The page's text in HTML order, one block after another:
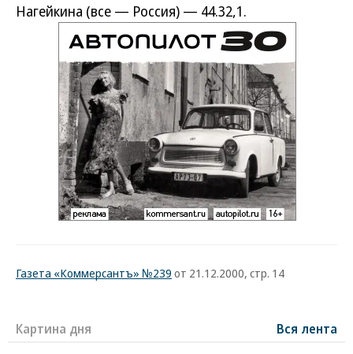
Нагейкина (все — Россия) — 44.32,1.
Газета «Коммерсантъ» №239 от 21.12.2000, стр. 14
Картина дня Вся лента